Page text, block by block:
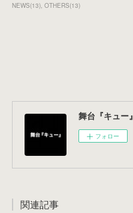
NEWS(13) OTHERS(13)
舞台『キュー』
フォロー
関連記事